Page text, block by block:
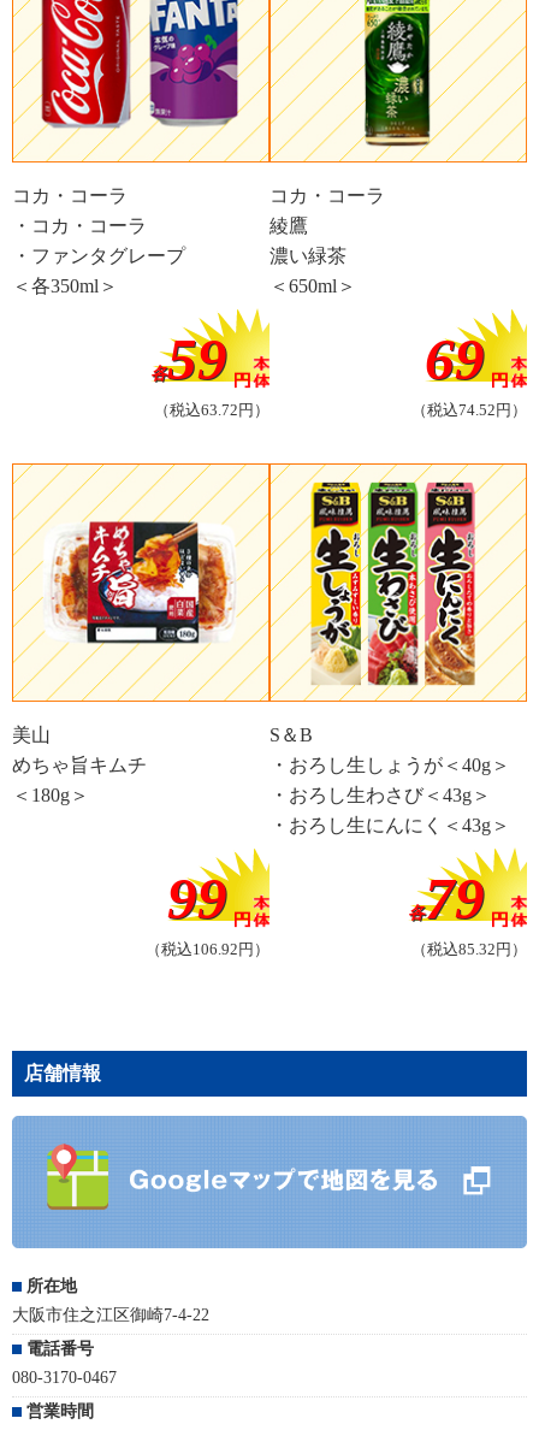
コカ・コーラ
・コカ・コーラ
・ファンタグレープ
＜各350ml＞
各59
（税込63.72円）
コカ・コーラ
綾鷹
濃い緑茶
＜650ml＞
69
（税込74.52円）
美山
めちゃ旨キムチ
＜180g＞
99
（税込106.92円）
S＆B
・おろし生しょうが＜40g＞
・おろし生わさび＜43g＞
・おろし生にんにく＜43g＞
各79
（税込85.32円）
店舗情報
所在地
大阪市住之江区御崎7-4-22
電話番号
080-3170-0467
営業時間